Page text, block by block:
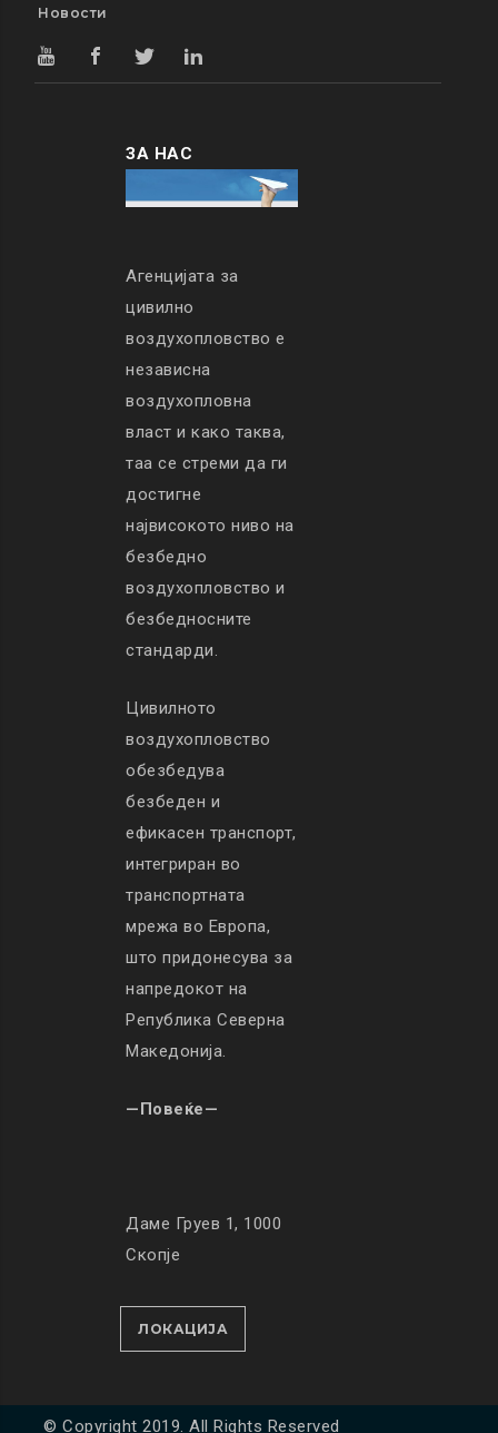
Новости
ЗА НАС
Агенцијата за
цивилно
воздухопловство е
независна
воздухопловна
власт и како таква,
таа се стреми да ги
достигне
највисокото ниво на
безбедно
воздухопловство и
безбедносните
стандарди.
Цивилното
воздухопловство
обезбедува
безбеден и
ефикасен транспорт,
интегриран во
транспортната
мрежа во Европа,
што придонесува за
напредокот на
Република Северна
Македонија.
—Повеќе—
Даме Груев 1, 1000
Скопје
ЛОКАЦИЈА
© Copyright 2019. All Rights Reserved